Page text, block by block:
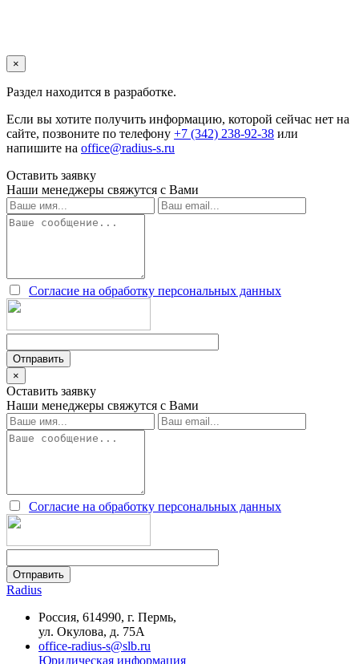
×
Раздел находится в разработке.
Если вы хотите получить информацию, которой сейчас нет на
сайте, позвоните по телефону +7 (342) 238-92-38 или
напишите на office@radius-s.ru
Оставить заявку
Наши менеджеры свяжутся с Вами
Согласие на обработку персональных данных
×
Оставить заявку
Наши менеджеры свяжутся с Вами
Согласие на обработку персональных данных
Radius
Россия, 614990, г. Пермь,
ул. Окулова, д. 75А
office-radius-s@slb.ru
Юридическая информация